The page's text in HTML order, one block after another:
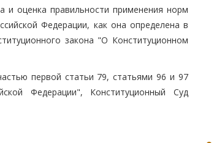
и оценка правильности применения норм
Федерации, как она определена в
закона "О Конституционном
первой статьи 79, статьями 96 и 97
Федерации", Конституционный Суд